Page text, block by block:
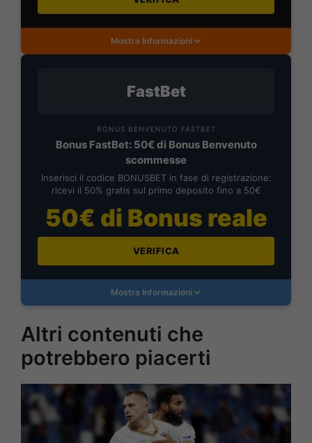
Mostra Informazioni
FastBet
BONUS BENVENUTO FASTBET
Bonus FastBet: 50€ di Bonus Benvenuto
scommesse
Inserisci il codice BONUSBET in fase di registrazione:
ricevi il 50% gratis sul primo deposito fino a 50€
50€ di Bonus reale
VERIFICA
Mostra Informazioni
Altri contenuti che
potrebbero piacerti